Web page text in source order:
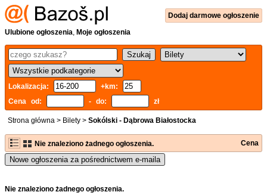
Dodaj darmowe ogłoszenie
Ulubione ogłoszenia, Moje ogłoszenia
Lokalizacja:
+km:
Cena od:
- do: zł
Strona główna > Bilety > Sokólski - Dąbrowa Białostocka
Nie znaleziono żadnego ogłoszenia. Cena
Nowe ogłoszenia za pośrednictwem e-maila
Nie znaleziono żadnego ogłoszenia.